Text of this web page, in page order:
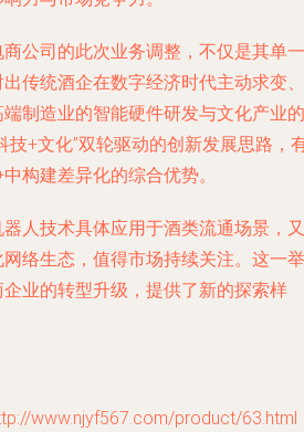
公司的此次业务调整，不仅是其单一
传统酒企在数字经济时代主动求变、
制造业的智能硬件研发与文化产业的
技+文化”双轮驱动的创新发展思路，
构建差异化的综合优势。
人技术具体应用于酒类流通场景，又
络生态，值得市场持续关注。这一举
业的转型升级，提供了新的探索样
www.njyf567.com/product/63.html